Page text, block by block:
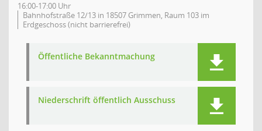
16:00-17:00 Uhr
Bahnhofstraße 12/13 in 18507 Grimmen, Raum 103 im
Erdgeschoss (nicht barrierefrei)
Öffentliche Bekanntmachung
Niederschrift öffentlich Ausschuss